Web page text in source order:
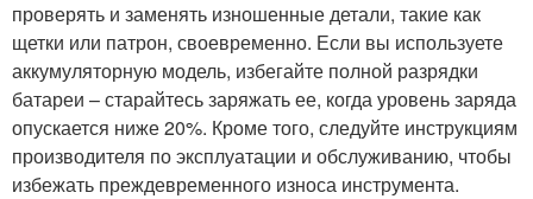
проверять и заменять изношенные детали, такие как
щетки или патрон, своевременно. Если вы используете
аккумуляторную модель, избегайте полной разрядки
батареи – старайтесь заряжать ее, когда уровень заряда
опускается ниже 20%. Кроме того, следуйте инструкциям
производителя по эксплуатации и обслуживанию, чтобы
избежать преждевременного износа инструмента.